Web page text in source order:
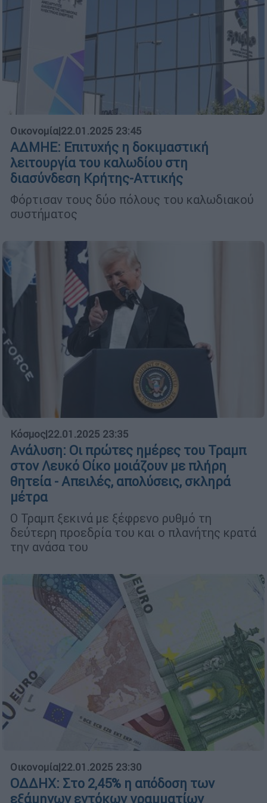
Οικονομία|22.01.2025 23:45
ΑΔΜΗΕ: Επιτυχής η δοκιμαστική
λειτουργία του καλωδίου στη
διασύνδεση Κρήτης-Αττικής
Φόρτισαν τους δύο πόλους του καλωδιακού
συστήματος
Κόσμος|22.01.2025 23:35
Ανάλυση: Οι πρώτες ημέρες του Τραμπ
στον Λευκό Οίκο μοιάζουν με πλήρη
θητεία - Απειλές, απολύσεις, σκληρά
μέτρα
Ο Τραμπ ξεκινά με ξέφρενο ρυθμό τη
δεύτερη προεδρία του και ο πλανήτης κρατά
την ανάσα του
Οικονομία|22.01.2025 23:30
ΟΔΔΗΧ: Στο 2,45% η απόδοση των
εξάμηνων εντόκων γραμματίων